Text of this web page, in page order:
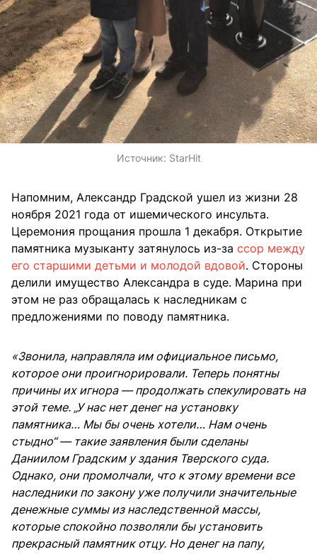
Источник: StarHit
Напомним, Александр Градской ушел из жизни 28
ноября 2021 года от ишемического инсульта.
Церемония прощания прошла 1 декабря. Открытие
памятника музыканту затянулось из-за ссор между
его старшими детьми и молодой вдовой. Стороны
делили имущество Александра в суде. Марина при
этом не раз обращалась к наследникам с
предложениями по поводу памятника.
«Звонила, направляла им официальное письмо,
которое они проигнорировали. Теперь понятны
причины их игнора — продолжать спекулировать на
этой теме. „У нас нет денег на установку
памятника… Мы бы очень хотели… Нам очень
стыдно“ — такие заявления были сделаны
Даниилом Градским у здания Тверского суда.
Однако, они промолчали, что к этому времени все
наследники по закону уже получили значительные
денежные суммы из наследственной массы,
которые спокойно позволяли бы установить
прекрасный памятник отцу. Но денег на папу,